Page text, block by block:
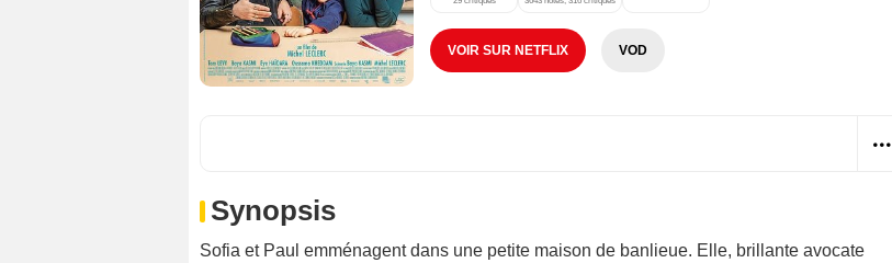
VOIR SUR NETFLIX VOD
Synopsis
Sofia et Paul emménagent dans une petite maison de banlieue. Elle, brillante avocate